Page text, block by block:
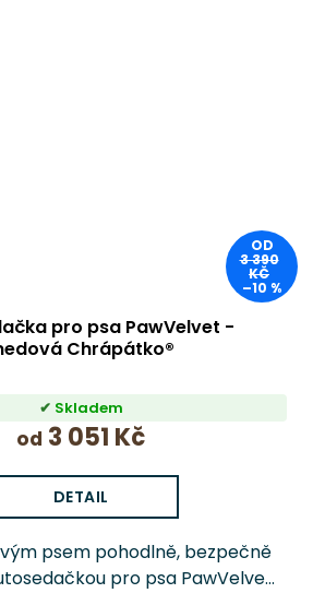
OD
3 390
KČ
–10 %
pro psa PawVelvet -
Chrápátko®
Skladem
od 3 051 Kč
DETAIL
psem pohodlně, bezpečně
pro psa PawVelvet